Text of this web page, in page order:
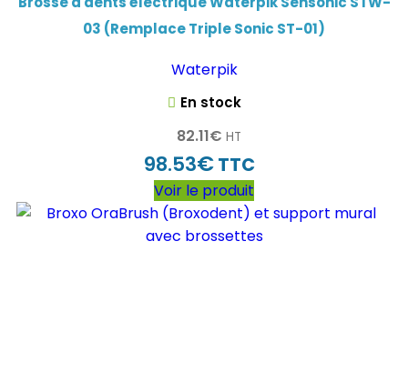
03 (Remplace Triple Sonic ST-01)
Waterpik
En stock
82.11€ HT
98.53€TTC
Voir le produit